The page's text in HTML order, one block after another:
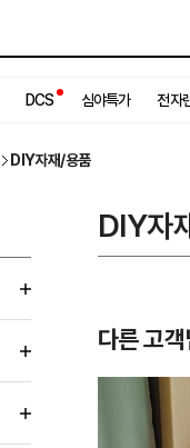
DCS 심야특가 전자
DIY자재/용품
DIY자
다른 고